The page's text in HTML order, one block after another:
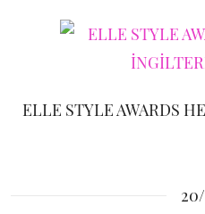
ELLE STYLE AWARDS